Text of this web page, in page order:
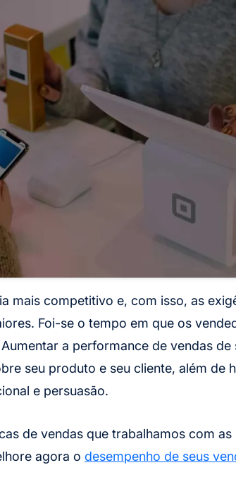
mais competitivo e, com isso, as
Foi-se o tempo em que os
a performance de vendas de
seu produto e seu cliente, além de
e persuasão.
de vendas que trabalhamos com
agora o desempenho de seus